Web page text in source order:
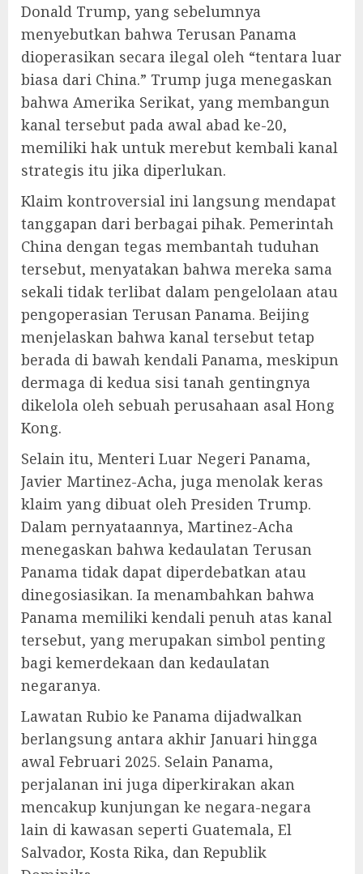
Donald Trump, yang sebelumnya
menyebutkan bahwa Terusan Panama
dioperasikan secara ilegal oleh “tentara luar
biasa dari China.” Trump juga menegaskan
bahwa Amerika Serikat, yang membangun
kanal tersebut pada awal abad ke-20,
memiliki hak untuk merebut kembali kanal
strategis itu jika diperlukan.
Klaim kontroversial ini langsung mendapat
tanggapan dari berbagai pihak. Pemerintah
China dengan tegas membantah tuduhan
tersebut, menyatakan bahwa mereka sama
sekali tidak terlibat dalam pengelolaan atau
pengoperasian Terusan Panama. Beijing
menjelaskan bahwa kanal tersebut tetap
berada di bawah kendali Panama, meskipun
dermaga di kedua sisi tanah gentingnya
dikelola oleh sebuah perusahaan asal Hong
Kong.
Selain itu, Menteri Luar Negeri Panama,
Javier Martinez-Acha, juga menolak keras
klaim yang dibuat oleh Presiden Trump.
Dalam pernyataannya, Martinez-Acha
menegaskan bahwa kedaulatan Terusan
Panama tidak dapat diperdebatkan atau
dinegosiasikan. Ia menambahkan bahwa
Panama memiliki kendali penuh atas kanal
tersebut, yang merupakan simbol penting
bagi kemerdekaan dan kedaulatan
negaranya.
Lawatan Rubio ke Panama dijadwalkan
berlangsung antara akhir Januari hingga
awal Februari 2025. Selain Panama,
perjalanan ini juga diperkirakan akan
mencakup kunjungan ke negara-negara
lain di kawasan seperti Guatemala, El
Salvador, Kosta Rika, dan Republik